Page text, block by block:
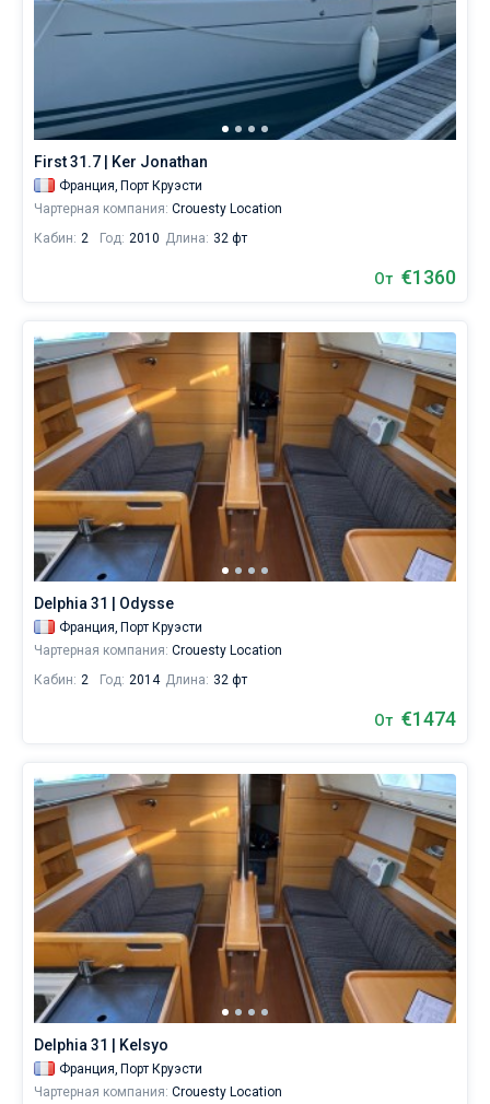
First 31.7 | Ker Jonathan
Франция, Порт Круэсти
Чартерная компания: Crouesty Location
Кабин: 2 Год: 2010 Длина: 32 фт
От €1360
Delphia 31 | Odysse
Франция, Порт Круэсти
Чартерная компания: Crouesty Location
Кабин: 2 Год: 2014 Длина: 32 фт
От €1474
Delphia 31 | Kelsyo
Франция, Порт Круэсти
Чартерная компания: Crouesty Location